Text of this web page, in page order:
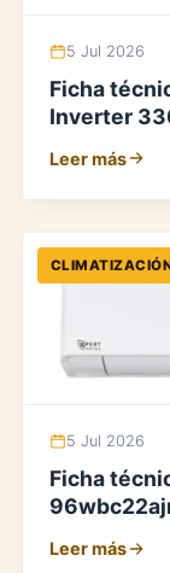
5 Jul 2026
Ficha
Inverter
Leer más
5 Jul 2026
Ficha
Leer más